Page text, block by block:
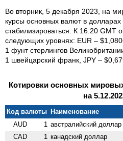
Во вторник, 5 декабря 2023, на
курсы основных валют в
стабилизироваться. К 16:20 GMT
следующих уровнях: EUR –
1 фунт стерлингов
1 швейцарский франк, JPY –
Котировки основных
на
Код валюты Наименование
AUD
1 австралийский доллар
CAD 1 канадский доллар